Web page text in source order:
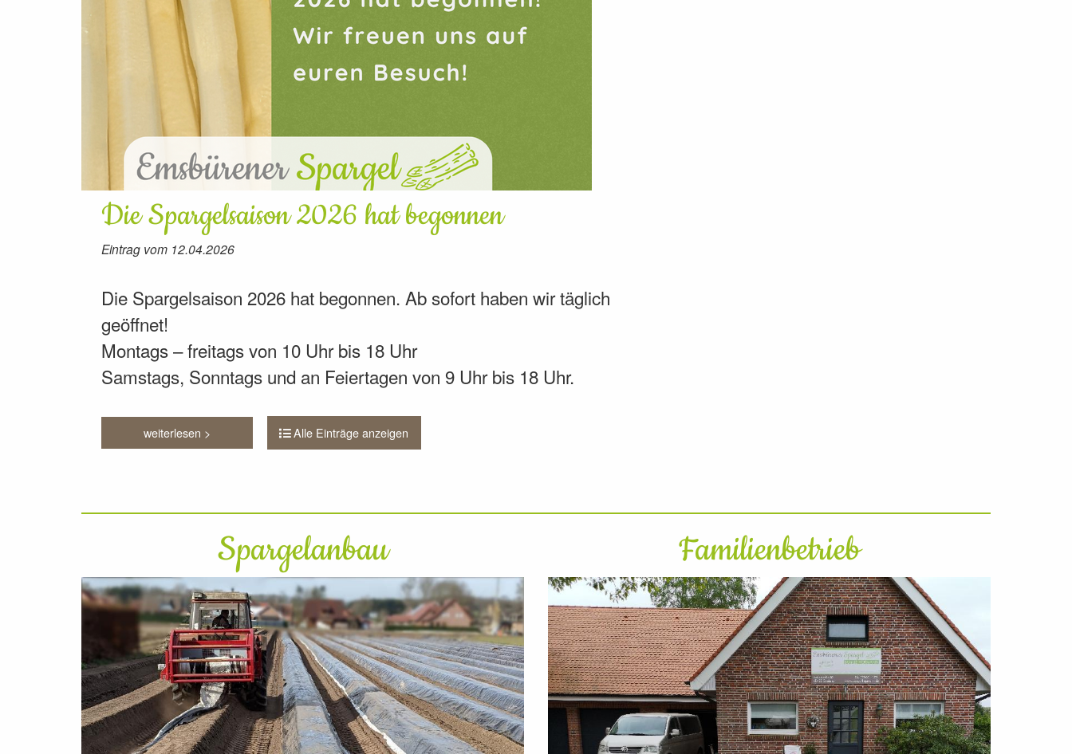
Die Spargelsaison 2026 hat begonnen
Eintrag vom 12.04.2026
Die Spargelsaison 2026 hat begonnen. Ab sofort haben wir täglich
geöffnet!
Montags – freitags von 10 Uhr bis 18 Uhr
Samstags, Sonntags und an Feiertagen von 9 Uhr bis 18 Uhr.
weiterlesen > Alle Einträge anzeigen
Spargelanbau Familienbetrieb